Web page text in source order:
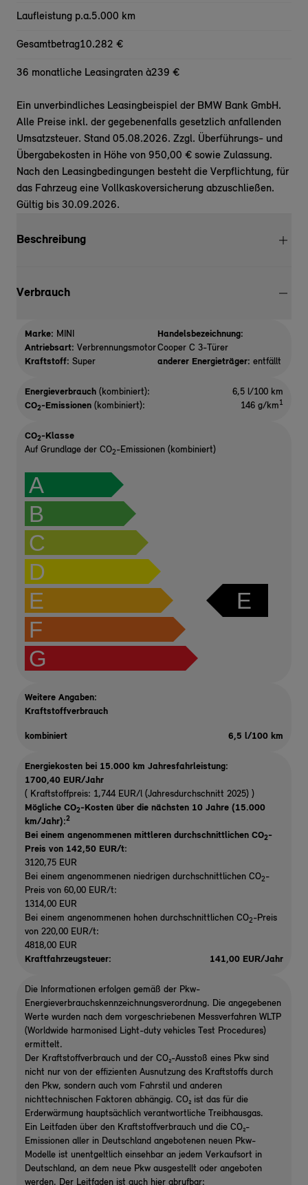
Laufleistung p.a.5.000 km
Gesamtbetrag10.282 €
36 monatliche Leasingraten à239 €
Ein unverbindliches Leasingbeispiel der BMW Bank GmbH.
Alle Preise inkl. der gegebenenfalls gesetzlich anfallenden
Umsatzsteuer. Stand 05.08.2026. Zzgl. Überführungs- und
Übergabekosten in Höhe von 950,00 € sowie Zulassung.
Nach den Leasingbedingungen besteht die Verpflichtung, für
das Fahrzeug eine Vollkaskoversicherung abzuschließen.
Gültig bis 30.09.2026.
Beschreibung
Verbrauch
Marke: MINI
Antriebsart: Verbrennungsmotor
Kraftstoff: Super
Handelsbezeichnung:
Cooper C 3-Türer
anderer Energieträger: entfällt
Energieverbrauch (kombiniert):
6,5 l/100 km
CO2-Emissionen (kombiniert): 146 g/km1
CO2-Klasse
Auf Grundlage der CO2-Emissionen (kombiniert)
A
B
C
D
E
F
G
E
Weitere Angaben:
Kraftstoffverbrauch
kombiniert 6,5 l/100 km
Energiekosten bei 15.000 km Jahresfahrleistung:
1700,40 EUR/Jahr
( Kraftstoffpreis: 1,744 EUR/l (Jahresdurchschnitt 2025) )
Mögliche CO2-Kosten über die nächsten 10 Jahre (15.000
km/Jahr):2
Bei einem angenommenen mittleren durchschnittlichen CO2-
Preis von 142,50 EUR/t:
3120,75 EUR
Bei einem angenommenen niedrigen durchschnittlichen CO2-
Preis von 60,00 EUR/t:
1314,00 EUR
Bei einem angenommenen hohen durchschnittlichen CO2-Preis
von 220,00 EUR/t:
4818,00 EUR
Kraftfahrzeugsteuer:
141,00 EUR/Jahr
Die Informationen erfolgen gemäß der Pkw-
Energieverbrauchskennzeichnungsverordnung. Die angegebenen
Werte wurden nach dem vorgeschriebenen Messverfahren WLTP
(Worldwide harmonised Light-duty vehicles Test Procedures)
ermittelt.
Der Kraftstoffverbrauch und der CO₂-Ausstoß eines Pkw sind
nicht nur von der effizienten Ausnutzung des Kraftstoffs durch
den Pkw, sondern auch vom Fahrstil und anderen
nichttechnischen Faktoren abhängig. CO₂ ist das für die
Erderwärmung hauptsächlich verantwortliche Treibhausgas.
Ein Leitfaden über den Kraftstoffverbrauch und die CO₂-
Emissionen aller in Deutschland angebotenen neuen Pkw-
Modelle ist unentgeltlich einsehbar an jedem Verkaufsort in
Deutschland, an dem neue Pkw ausgestellt oder angeboten
werden. Der Leitfaden ist auch hier abrufbar: